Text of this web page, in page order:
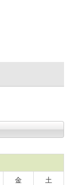
金 土